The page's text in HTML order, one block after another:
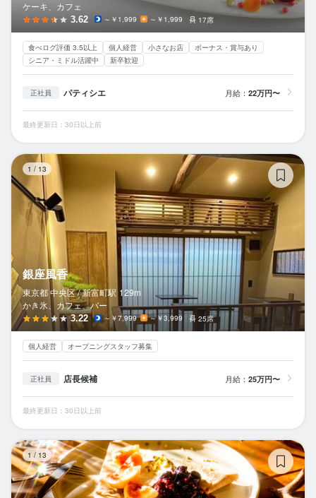
ケーキ、カフェ
3.62 ～￥1,999 ～￥1,999 17席
食べログ評価 3.5以上 個人経営 小さなお店
ボーナス・賞与あり
シニア・ミドル活躍中
新卒歓迎
正社員 パティシエ 月給： 22万円〜
最終更新日：30日以上前
1 / 13
銀座風香
東京都 中央区 / 新富町駅 129m
かき氷、カフェ、バー
3.22 ～￥7,999 ～￥3,999 25席
個人経営 オープニングスタッフ募集
正社員 店長候補 月給： 25万円〜
最終更新日：30日以上前
1 / 13